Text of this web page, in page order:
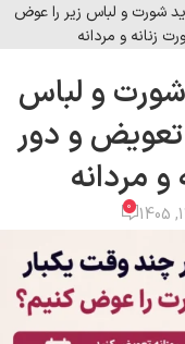
شورت و لباس زیر را عوض
زنانه و مردانه
شورت و لباس
تعویض و دور
مردانه
0